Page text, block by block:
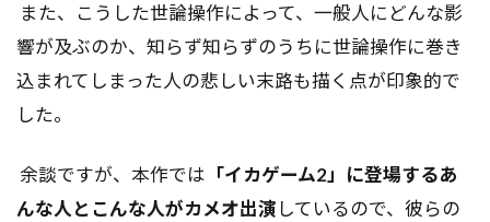
また、こうした世論操作によって、一般人にどんな影
響が及ぶのか、知らず知らずのうちに世論操作に巻き
込まれてしまった人の悲しい末路も描く点が印象的で
した。
余談ですが、本作では 「イカゲーム2」に登場するあ
んな人とこんな人がカメオ出演 しているので、彼らの